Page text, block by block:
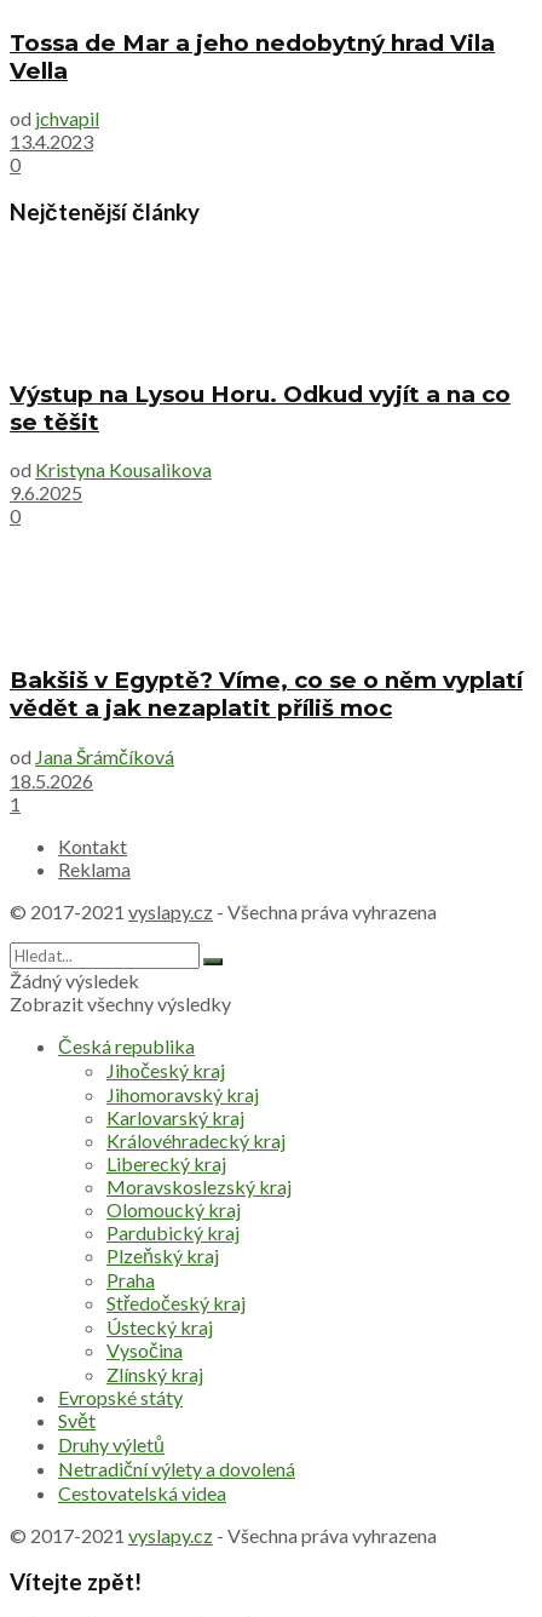
Tossa de Mar a jeho nedobytný hrad Vila
Vella
od jchvapil
13.4.2023
0
Nejčtenější články
Výstup na Lysou Horu. Odkud vyjít a na co
se těšit
od Kristyna Kousalikova
9.6.2025
0
Bakšiš v Egyptě? Víme, co se o něm vyplatí
vědět a jak nezaplatit příliš moc
od Jana Šrámčíková
18.5.2026
1
Kontakt
Reklama
© 2017-2021 vyslapy.cz - Všechna práva vyhrazena
Žádný výsledek
Zobrazit všechny výsledky
Česká republika
Jihočeský kraj
Jihomoravský kraj
Karlovarský kraj
Královéhradecký kraj
Liberecký kraj
Moravskoslezský kraj
Olomoucký kraj
Pardubický kraj
Plzeňský kraj
Praha
Středočeský kraj
Ústecký kraj
Vysočina
Zlínský kraj
Evropské státy
Svět
Druhy výletů
Netradiční výlety a dovolená
Cestovatelská videa
© 2017-2021 vyslapy.cz - Všechna práva vyhrazena
Vítejte zpět!